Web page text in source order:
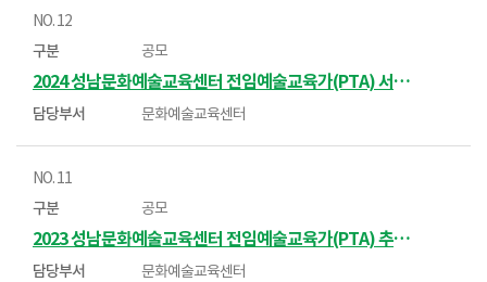
12
공모
2024 성남문화예술교육센터 전임예술교육가(PTA) 서류전형 합격자 및 면접전형 안내
문화예술교육센터
11
공모
2023 성남문화예술교육센터 전임예술교육가(PTA) 추가 모집 최종합격자 알림
문화예술교육센터